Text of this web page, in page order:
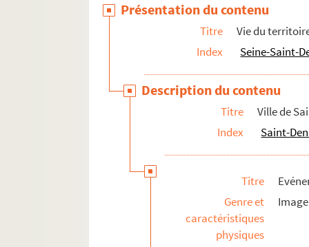
Présentation du contenu
Titre
Vie du
Index
Seine-Saint-
Description du contenu
Titre
Ville de
Index
Saint-
Titre
Genre et
caractéristiques
physiques